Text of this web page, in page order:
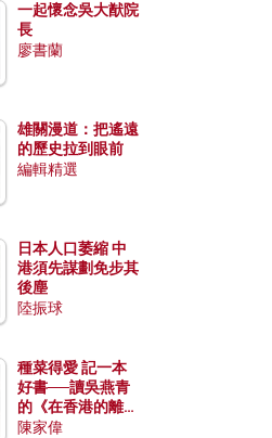
一起懷念吳大猷院
長
廖書蘭
雄關漫道：把遙遠
的歷史拉到眼前
編輯精選
日本人口萎縮 中
港須先謀劃免步其
後塵
陸振球
種菜得愛 記一本
好書──讀吳燕青
的《在香港的離島
種菜》
陳家偉